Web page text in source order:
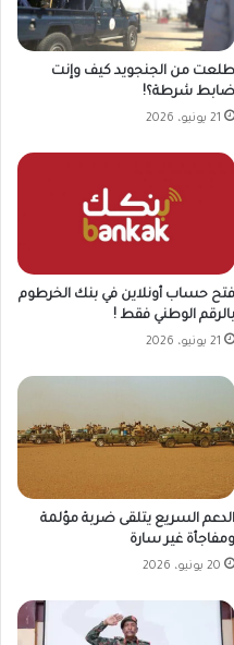
طلعت من الجنجويد كيف وإنت
ضابط شرطة؟!
21 يونيو، 2026
فتح حساب أونلاين في بنك الخرطوم
بالرقم الوطني فقط !
21 يونيو، 2026
الدعم السريع يتلقى ضربة مؤلمة
ومفاجأة غير سارة
20 يونيو، 2026